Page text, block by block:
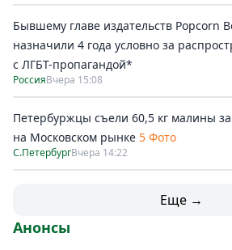
Бывшему главе издательств Popcorn
назначили 4 года условно за
с ЛГБТ-пропагандой*
РоссияВчера 15:08
Петербуржцы съели 60,5 кг малины
на Московском рынке 5 Фото
С.ПетербургВчера 14:22
Еще →
Анонсы